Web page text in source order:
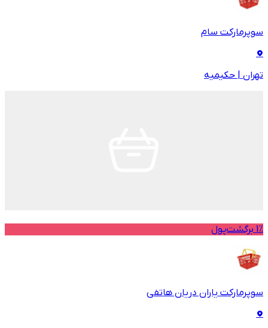
سوپرمارکت سام
تهران | حکیمیه
1% برگشت‌پول
سوپرمارکت یاران دریان هاتفی